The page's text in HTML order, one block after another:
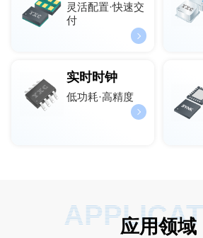
灵活配置·快速交
付
实时时钟
低功耗·高精度
应用领域